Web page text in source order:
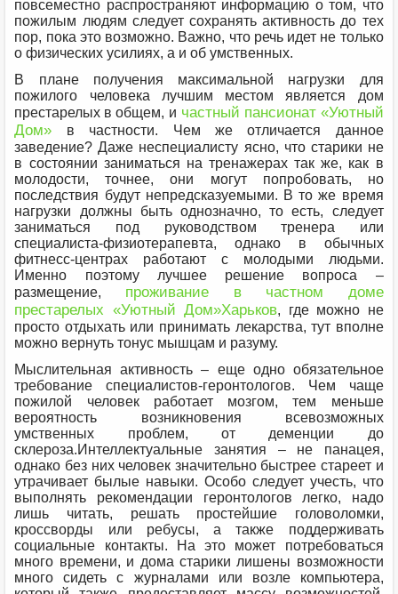
повсеместно распространяют информацию о том, что
пожилым людям следует сохранять активность до тех
пор, пока это возможно. Важно, что речь идет не только
о физических усилиях, а и об умственных.
В плане получения максимальной нагрузки для
пожилого человека лучшим местом является дом
престарелых в общем, и частный пансионат «Уютный
Дом» в частности. Чем же отличается данное
заведение? Даже неспециалисту ясно, что старики не
в состоянии заниматься на тренажерах так же, как в
молодости, точнее, они могут попробовать, но
последствия будут непредсказуемыми. В то же время
нагрузки должны быть однозначно, то есть, следует
заниматься под руководством тренера или
специалиста-физиотерапевта, однако в обычных
фитнесс-центрах работают с молодыми людьми.
Именно поэтому лучшее решение вопроса –
размещение, проживание в частном доме
престарелых «Уютный Дом»Харьков, где можно не
просто отдыхать или принимать лекарства, тут вполне
можно вернуть тонус мышцам и разуму.
Мыслительная активность – еще одно обязательное
требование специалистов-геронтологов. Чем чаще
пожилой человек работает мозгом, тем меньше
вероятность возникновения всевозможных
умственных проблем, от деменции до
склероза.Интеллектуальные занятия – не панацея,
однако без них человек значительно быстрее стареет и
утрачивает былые навыки. Особо следует учесть, что
выполнять рекомендации геронтологов легко, надо
лишь читать, решать простейшие головоломки,
кроссворды или ребусы, а также поддерживать
социальные контакты. На это может потребоваться
много времени, и дома старики лишены возможности
много сидеть с журналами или возле компьютера,